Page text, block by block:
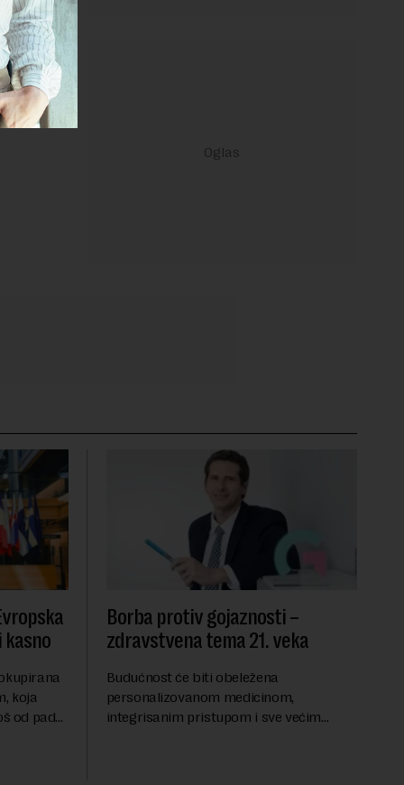
koja
od pada
Borba protiv gojaznosti –
zdravstvena tema 21. veka
Budućnost će biti obeležena
personalizovanom medicinom,
integrisanim pristupom i sve većim